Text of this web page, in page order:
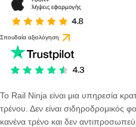
Σπουδαία αξιολόγηση
Το Rail Ninja είναι μια υπηρεσία
τρένου. Δεν είναι σιδηροδρομικός
κανένα τρένο και δεν